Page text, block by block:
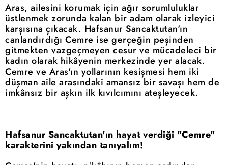
Aras, ailesini korumak için ağır sorumluluklar
üstlenmek zorunda kalan bir adam olarak izleyici
karşısına çıkacak. Hafsanur Sancaktutan'ın
canlandırdığı Cemre ise gerçeğin peşinden
gitmekten vazgeçmeyen cesur ve mücadeleci bir
kadın olarak hikâyenin merkezinde yer alacak.
Cemre ve Aras'ın yollarının kesişmesi hem iki
düşman aile arasındaki amansız bir savaşı hem de
imkânsız bir aşkın ilk kıvılcımını ateşleyecek.
Hafsanur Sancaktutan'ın hayat verdiği "Cemre"
karakterini yakından tanıyalım!